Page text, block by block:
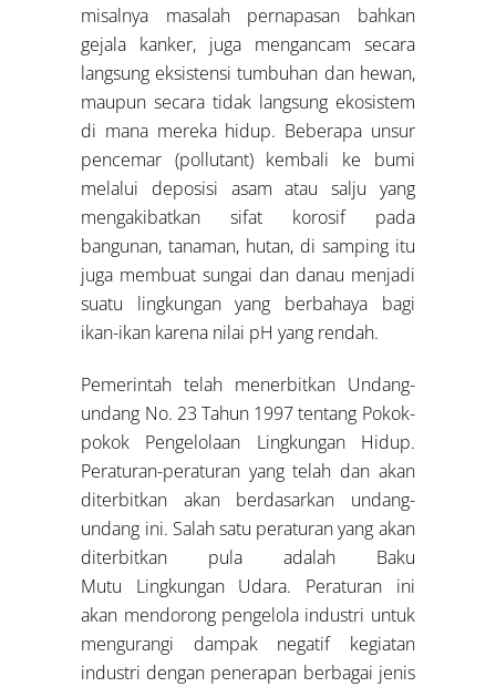
misalnya masalah pernapasan bahkan
gejala kanker, juga mengancam secara
langsung eksistensi tumbuhan dan hewan,
maupun secara tidak langsung ekosistem
di mana mereka hidup. Beberapa unsur
pencemar (pollutant) kembali ke bumi
melalui deposisi asam atau salju yang
mengakibatkan sifat korosif pada
bangunan, tanaman, hutan, di samping itu
juga membuat sungai dan danau menjadi
suatu lingkungan yang berbahaya bagi
ikan-ikan karena nilai pH yang rendah.
Pemerintah telah menerbitkan Undang-
undang No. 23 Tahun 1997 tentang Pokok-
pokok Pengelolaan Lingkungan Hidup.
Peraturan-peraturan yang telah dan akan
diterbitkan akan berdasarkan undang-
undang ini. Salah satu peraturan yang akan
diterbitkan pula adalah Baku
Mutu Lingkungan Udara. Peraturan ini
akan mendorong pengelola industri untuk
mengurangi dampak negatif kegiatan
industri dengan penerapan berbagai jenis